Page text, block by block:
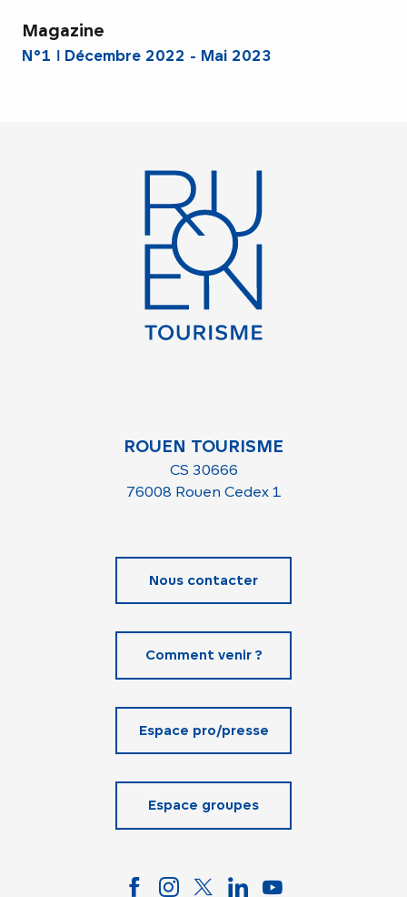
Magazine
N°1 ǀ Décembre 2022 - Mai 2023
ROUEN TOURISME
CS 30666
76008 Rouen Cedex 1
Nous contacter
Comment venir ?
Espace pro/presse
Espace groupes